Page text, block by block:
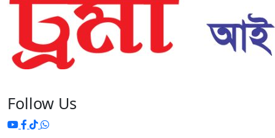
Follow Us